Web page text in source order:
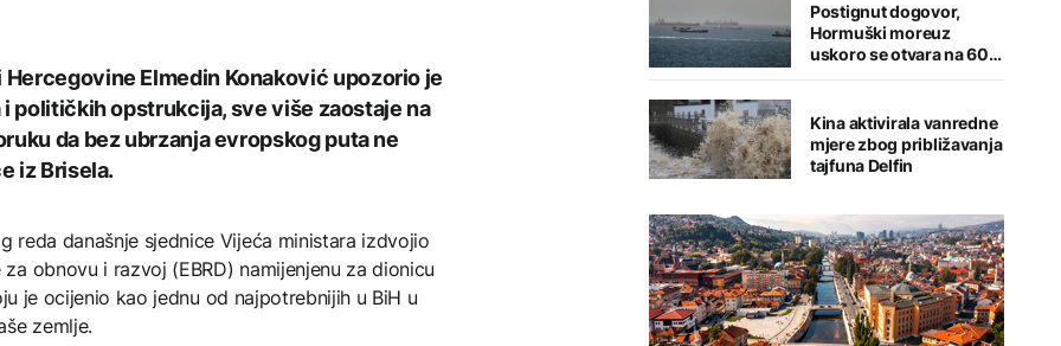
Elmedin Konaković upozorio je
i političkih opstrukcija, sve više zaostaje na
da bez ubrzanja evropskog puta ne
iz Brisela.
reda današnje sjednice Vijeća ministara izdvojio
obnovu i razvoj (EBRD) namijenjenu za dionicu
je ocijenio kao jednu od najpotrebnijih u BiH u
zemlje.
Postignut dogovor,
Hormuški moreuz
uskoro se otvara na 60
dana
Kina aktivirala vanredne
mjere zbog približavanja
tajfuna Delfin